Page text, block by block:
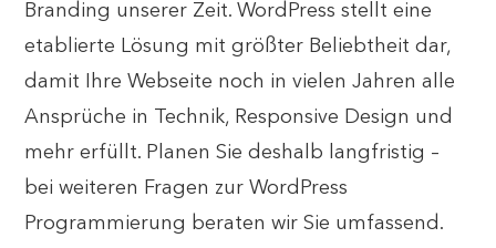
Branding unserer Zeit. WordPress stellt eine
etablierte Lösung mit größter Beliebtheit dar,
damit Ihre Webseite noch in vielen Jahren alle
Ansprüche in Technik, Responsive Design und
mehr erfüllt. Planen Sie deshalb langfristig –
bei weiteren Fragen zur WordPress
Programmierung beraten wir Sie umfassend.